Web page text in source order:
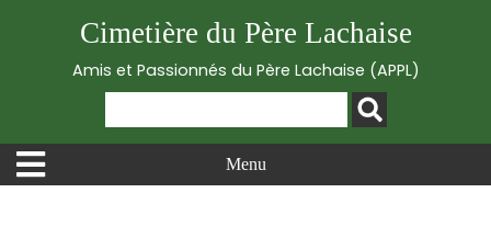
Cimetière du Père Lachaise
Amis et Passionnés du Père Lachaise (APPL)
Menu